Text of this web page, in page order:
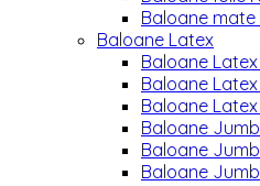
Baloane mate
Baloane Latex
Baloane
Baloane
Baloane
Baloane
Baloane
Baloane